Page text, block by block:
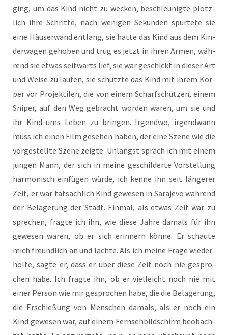
ging, um das Kind nicht zu wecken, beschleu­nig­te plötz­
lich ihre Schrit­te, nach weni­gen Sekun­den spur­te­te sie
eine Häu­ser­wand ent­lang, sie hat­te das Kind aus dem Kin­
der­wa­gen geho­ben und trug es jetzt in ihren Armen, wäh­
rend sie etwas seit­wärts lief, sie war geschickt in die­ser Art
und Wei­se zu lau­fen, sie schütz­te das Kind mit ihrem Kör­
per vor Pro­jek­ti­len, die von einem Scharf­schüt­zen, einem
Sni­per, auf den Weg gebracht wor­den waren, um sie und
ihr Kind ums Leben zu brin­gen. Irgend­wo, irgend­wann
muss ich einen Film gese­hen haben, der eine Sze­ne wie die
vor­ge­stell­te Sze­ne zeig­te. Unlängst sprach ich mit einem
jun­gen Mann, der sich in mei­ne geschil­der­te Vor­stel­lung
har­mo­nisch ein­fü­gen wür­de, ich ken­ne ihn seit län­ge­rer
Zeit, er war tat­säch­lich Kind gewe­sen in Sara­je­vo wäh­rend
der Bela­ge­rung der Stadt. Ein­mal, als etwas Zeit war zu
spre­chen, frag­te ich ihn, wie die­se Jah­re damals für ihn
gewe­sen waren, ob er sich erin­nern kön­ne. Er schau­te
mich freund­lich an und lach­te. Als ich mei­ne Fra­ge wie­der­
hol­te, sag­te er, dass er über die­se Zeit noch nie gespro­
chen habe. Ich frag­te ihn, ob er viel­leicht noch nie mit
einer Per­son wie mir gespro­chen habe, die die Bela­ge­rung,
die Erschie­ßung von Men­schen damals, als er noch ein
Kind gewe­sen war, auf einem Fern­seh­bild­schirm beob­ach­